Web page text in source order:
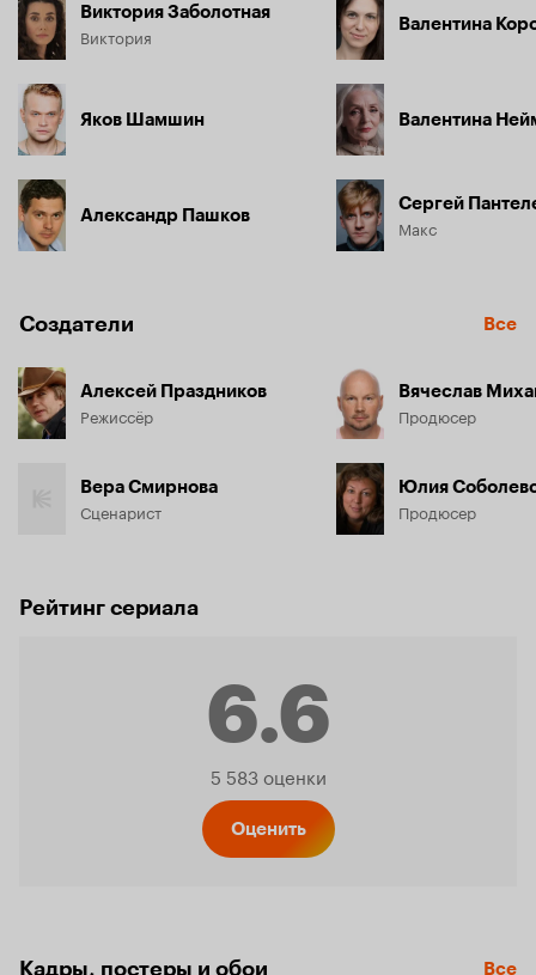
Виктория Заболотная
Виктория
Яков Шамшин
Александр Пашков
Валентина
Валентина
Сергей
Макс
Создатели Все
Алексей Праздников
Режиссёр
Вера Смирнова
Сценарист
Вячеслав
Продюсер
Юлия
Продюсер
Рейтинг сериала
6.6
Рейтинг
5 583 оценки
Оценить
Кадры, постеры и обои Все